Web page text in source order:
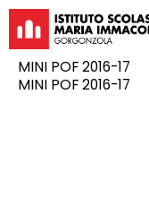
MINI POF 2016-17
MINI POF 2016-17